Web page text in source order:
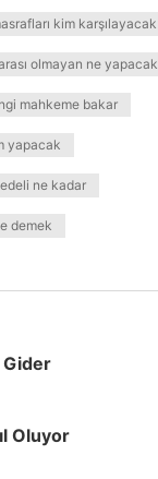
kim karşılayacak
olmayan ne yapacak
mahkeme bakar
yapacak
ne kadar
demek
Gider
Oluyor